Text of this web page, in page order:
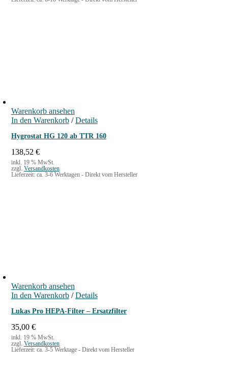
Warenkorb ansehen
In den Warenkorb / Details
Hygrostat HG 120 ab TTR 160
138,52 €
inkl. 19 % MwSt.
zzgl. Versandkosten
Lieferzeit: ca. 3-6 Werktagen - Direkt vom Hersteller
Warenkorb ansehen
In den Warenkorb / Details
Lukas Pro HEPA-Filter – Ersatzfilter
35,00 €
inkl. 19 % MwSt.
zzgl. Versandkosten
Lieferzeit: ca. 3-5 Werktage - Direkt vom Hersteller